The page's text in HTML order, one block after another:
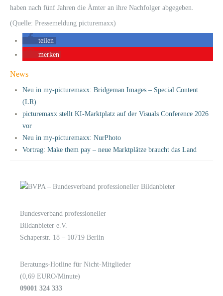
haben nach fünf Jahren die Ämter an ihre Nachfolger abgegeben.
(Quelle: Pressemeldung picturemaxx)
teilen
merken
News
Neu in my-picturemaxx: Bridgeman Images – Special Content
(LR)
picturemaxx stellt KI-Marktplatz auf der Visuals Conference 2026
vor
Neu in my-picturemaxx: NurPhoto
Vortrag: Make them pay – neue Marktplätze braucht das Land
Bundesverband professioneller
Bildanbieter e.V.
Schaperstr. 18 – 10719 Berlin
Beratungs-Hotline für Nicht-Mitglieder
(0,69 EURO/Minute)
09001 324 333